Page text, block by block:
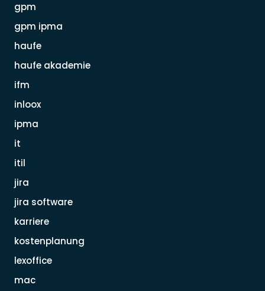
gpm
gpm ipma
haufe
haufe akademie
ifm
inloox
ipma
it
itil
jira
jira software
karriere
kostenplanung
lexoffice
mac